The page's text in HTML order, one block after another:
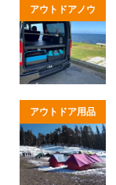
アウトドアノウ
ハウ
アウトドア用品